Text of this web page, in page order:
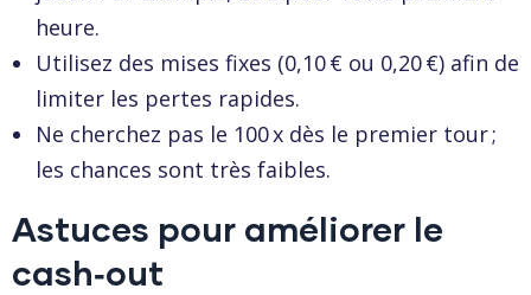
heure.
Utilisez des mises fixes (0,10 € ou 0,20 €) afin de
limiter les pertes rapides.
Ne cherchez pas le 100 x dès le premier tour ;
les chances sont très faibles.
Astuces pour améliorer le
cash‑out